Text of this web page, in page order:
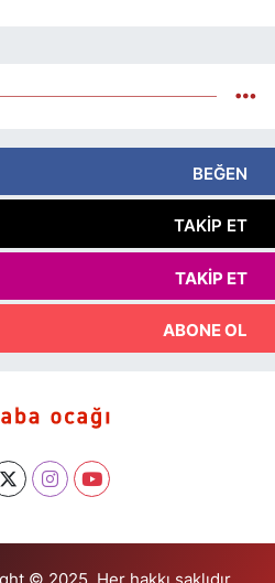
BEĞEN
TAKIP ET
TAKIP ET
ABONE OL